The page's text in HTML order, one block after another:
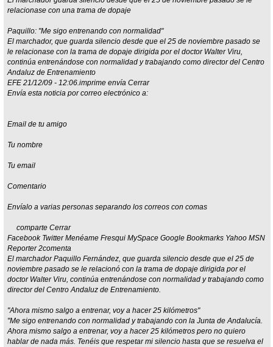
relacionase con una trama de dopaje
Paquillo: "Me sigo entrenando con normalidad"
El marchador, que guarda silencio desde que el 25 de noviembre pasado se
le relacionase con la trama de dopaje dirigida por el doctor Walter Viru,
continúa entrenándose con normalidad y trabajando como director del Centro
Andaluz de Entrenamiento
EFE 21/12/09 - 12:06.imprime envía Cerrar
Envía esta noticia por correo electrónico a:
Email de tu amigo
Tu nombre
Tu email
Comentario
Envíalo a varias personas separando los correos con comas
comparte Cerrar
Facebook Twitter Menéame Fresqui MySpace Google Bookmarks Yahoo MSN
Reporter 2comenta
El marchador Paquillo Fernández, que guarda silencio desde que el 25 de
noviembre pasado se le relacionó con la trama de dopaje dirigida por el
doctor Walter Viru, continúa entrenándose con normalidad y trabajando como
director del Centro Andaluz de Entrenamiento.
"Ahora mismo salgo a entrenar, voy a hacer 25 kilómetros"
"Me sigo entrenando con normalidad y trabajando con la Junta de Andalucía.
Ahora mismo salgo a entrenar, voy a hacer 25 kilómetros pero no quiero
hablar de nada más. Tenéis que respetar mi silencio hasta que se resuelva el